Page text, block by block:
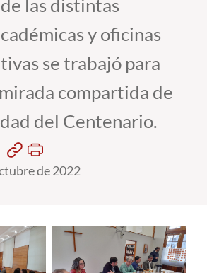
las distintas
y oficinas
se trabajó para
compartida de
del Centenario.
de 2022